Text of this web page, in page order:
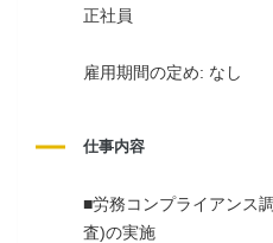
正社員
雇用期間の定め: なし
仕事内容
■労務コンプライアンス
査)の実施